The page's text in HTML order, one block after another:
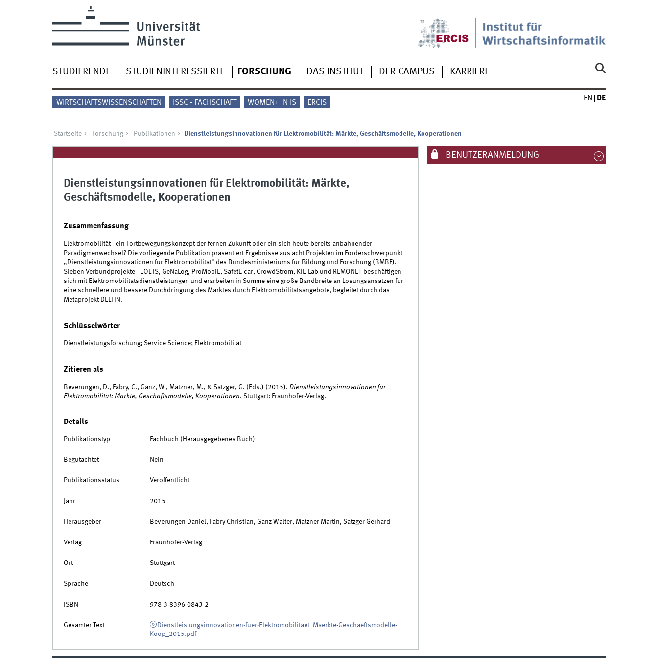
STUDIERENDE STUDIENINTERESSIERTE FORSCHUNG DAS INSTITUT DER CAMPUS KARRIERE
WIRTSCHAFTSWISSENSCHAFTEN ISSC - FACHSCHAFT WOMEN+ IN IS ERCIS
EN DE
Startseite Forschung Publikationen Dienstleistungsinnovationen für Elektromobilität: Märkte, Geschäftsmodelle, Kooperationen
Dienstleistungsinnovationen für Elektromobilität: Märkte,
Geschäftsmodelle, Kooperationen
Zusammenfassung
Elektromobilität - ein Fortbewegungskonzept der fernen Zukunft oder ein sich heute bereits anbahnender
Paradigmenwechsel? Die vorliegende Publikation präsentiert Ergebnisse aus acht Projekten im Förderschwerpunkt
„Dienstleistungsinnovationen für Elektromobilität" des Bundesministeriums für Bildung und Forschung (BMBF).
Sieben Verbundprojekte - EOL-IS, GeNaLog, ProMobiE, SafetE-car, CrowdStrom, KIE-Lab und REMONET beschäftigen
sich mit Elektromobilitätsdienstleistungen und erarbeiten in Summe eine große Bandbreite an Lösungsansätzen für
eine schnellere und bessere Durchdringung des Marktes durch Elektromobilitätsangebote, begleitet durch das
Metaprojekt DELFIN.
Schlüsselwörter
Dienstleistungsforschung; Service Science; Elektromobilität
Zitieren als
Beverungen, D., Fabry, C., Ganz, W., Matzner, M., & Satzger, G. (Eds.) (2015). Dienstleistungsinnovationen für
Elektromobilität: Märkte, Geschäftsmodelle, Kooperationen. Stuttgart: Fraunhofer-Verlag.
Details
Publikationstyp Fachbuch (Herausgegebenes Buch)
Begutachtet Nein
Publikationsstatus Veröffentlicht
Jahr 2015
Herausgeber Beverungen Daniel, Fabry Christian, Ganz Walter, Matzner Martin, Satzger Gerhard
Verlag Fraunhofer-Verlag
Ort Stuttgart
Sprache Deutsch
ISBN 978-3-8396-0843-2
Gesamter Text
Dienstleistungsinnovationen-fuer-Elektromobilitaet_Maerkte-Geschaeftsmodelle-
Koop_2015.pdf
BENUTZERANMELDUNG